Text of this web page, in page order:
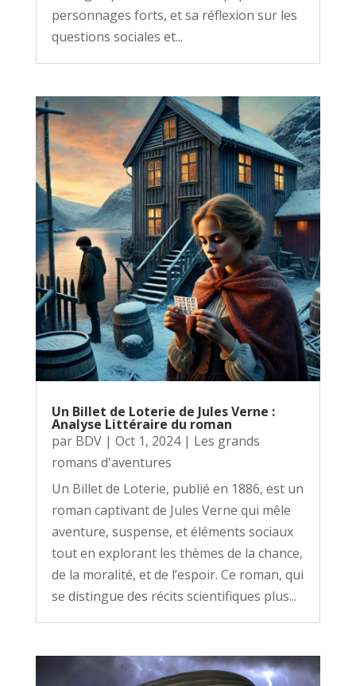
personnages forts, et sa réflexion sur les
questions sociales et...
Un Billet de Loterie de Jules Verne :
Analyse Littéraire du roman
par BDV| Oct 1, 2024| Les grands
romans d'aventures
Un Billet de Loterie, publié en 1886, est un
roman captivant de Jules Verne qui mêle
aventure, suspense, et éléments sociaux
tout en explorant les thèmes de la chance,
de la moralité, et de l’espoir. Ce roman, qui
se distingue des récits scientifiques plus...